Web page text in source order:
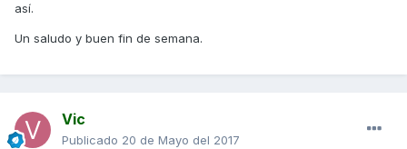
así.
Un saludo y buen fin de semana.
Vic
Publicado 20 de Mayo del 2017